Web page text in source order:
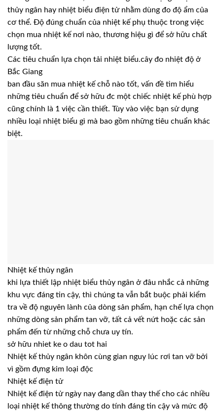
thủy ngân hay nhiệt biểu điện tử nhằm dùng đo độ ẩm của
cơ thể. Độ đúng chuẩn của nhiệt kế phụ thuộc trong việc
chọn mua nhiệt kế nơi nào, thương hiệu gì để sở hữu chất
lượng tốt.
Các tiêu chuẩn lựa chọn tải nhiệt biểu.cây đo nhiệt độ ở
Bắc Giang
ban đầu săn mua nhiệt kế chỗ nào tốt, vấn đề tìm hiểu
những tiêu chuẩn để sở hữu đc một chiếc nhiệt kế phù hợp
cũng chính là 1 việc cần thiết. Tùy vào việc bạn sử dụng
nhiều loại nhiệt biểu gì mà bao gồm những tiêu chuẩn khác
biệt.
Nhiệt kế thủy ngân
khi lựa thiết lập nhiệt biểu thủy ngân ở đâu nhắc cả những
khu vực đáng tin cậy, thì chúng ta vẫn bắt buộc phải kiểm
tra về độ nguyên lành của dòng sản phẩm, hạn chế lựa chọn
những dòng sản phẩm tan vỡ, tất cả vết nứt hoặc các sản
phẩm đến từ những chỗ chưa uy tín.
sở hữu nhiet ke o dau tot hai
Nhiệt kế thủy ngân khôn cùng gian nguy lúc rơi tan vỡ bởi
vì gồm đựng kim loại độc
Nhiệt kế điện tử
Nhiệt kế điện tử ngày nay đang dần thay thế cho các nhiều
loại nhiệt kế thông thường do tính đáng tin cậy và mức độ